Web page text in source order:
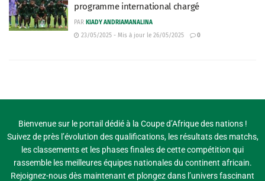
programme international chargé
PAR KIADY ANDRIAMANALINA
23/05/2025 - Mis à jour le 26/05/2025
0
Bienvenue sur le portail dédié à la Coupe d’Afrique des nations !
Suivez de près l’évolution des qualifications, les résultats des matchs,
les classements et les phases finales de cette compétition qui
rassemble les meilleures équipes nationales du continent africain.
Rejoignez-nous dès maintenant et plongez dans l’univers fascinant